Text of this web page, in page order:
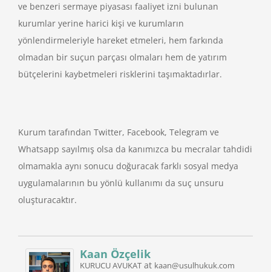
ve benzeri sermaye piyasası faaliyet izni bulunan
kurumlar yerine harici kişi ve kurumların
yönlendirmeleriyle hareket etmeleri, hem farkında
olmadan bir suçun parçası olmaları hem de yatırım
bütçelerini kaybetmeleri risklerini taşımaktadırlar.
Kurum tarafından Twitter, Facebook, Telegram ve
Whatsapp sayılmış olsa da kanımızca bu mecralar tahdidi
olmamakla aynı sonucu doğuracak farklı sosyal medya
uygulamalarının bu yönlü kullanımı da suç unsuru
oluşturacaktır.
Kaan Özçelik
KURUCU AVUKAT at kaan@usulhukuk.com